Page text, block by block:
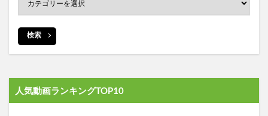
検索
人気動画ランキングTOP10